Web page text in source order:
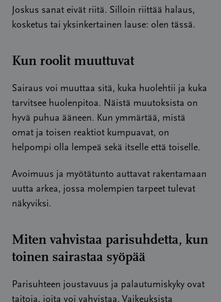
Joskus sanat eivät riitä. Silloin riittää halaus,
kosketus tai yksinkertainen lause: olen tässä.
Kun roolit muuttuvat
Sairaus voi muuttaa sitä, kuka huolehtii ja kuka
tarvitsee huolenpitoa. Näistä muutoksista on
hyvä puhua ääneen. Kun ymmärtää, mistä
omat ja toisen reaktiot kumpuavat, on
helpompi olla lempeä sekä itselle että toiselle.
Avoimuus ja myötätunto auttavat rakentamaan
uutta arkea, jossa molempien tarpeet tulevat
näkyviksi.
Miten vahvistaa parisuhdetta, kun
toinen sairastaa syöpää
Parisuhteen joustavuus ja palautumiskyky ovat
taitoja, joita voi vahvistaa. Vaikeuksista